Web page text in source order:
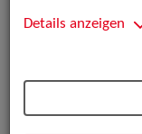
Details anzeigen